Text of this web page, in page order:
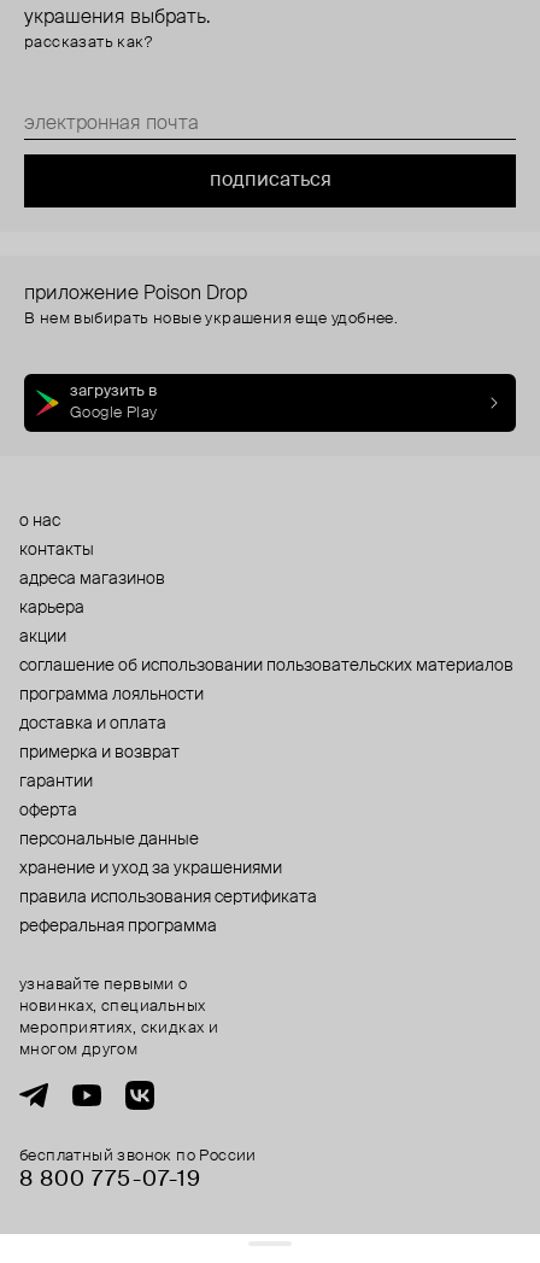
украшения выбрать.
рассказать как?
подписаться
приложение Poison Drop
В нем выбирать новые украшения еще удобнее.
загрузить в
Google Play
о нас
контакты
адреса магазинов
карьера
акции
cоглашение об использовании пользовательских материалов
программа лояльности
доставка и оплата
примерка и возврат
гарантии
оферта
персональные данные
хранение и уход за украшениями
правила использования сертификата
реферальная программа
бесплатный звонок по России
8 800 775⁠-07⁠-19
узнавайте первыми о
новинках, специальных
мероприятиях, скидках и
многом другом